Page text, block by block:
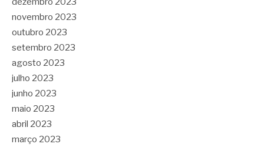
novembro 2023
outubro 2023
setembro 2023
agosto 2023
julho 2023
junho 2023
maio 2023
abril 2023
março 2023